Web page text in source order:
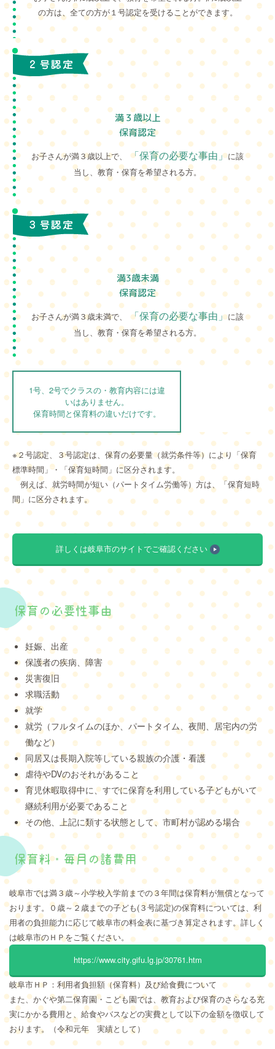
の方は、全ての方が１号認定を受けることができます。
満３歳以上
保育認定
お子さんが満３歳以上で、 「保育の必要な事由」に該
当し、教育・保育を希望される方。
満3歳未満
保育認定
お子さんが満３歳未満で、 「保育の必要な事由」に該
当し、教育・保育を希望される方。
1号、2号でクラスの・教育内容には違
いはありません。
保育時間と保育料の違いだけです。
※２号認定、３号認定は、保育の必要量（就労条件等）により「保育
標準時間」・「保育短時間」に区分されます。
例えば、就労時間が短い（パートタイム労働等）方は、「保育短時
間」に区分されます。
詳しくは岐阜市のサイトでご確認ください
保育の必要性事由
妊娠、出産
保護者の疾病、障害
災害復旧
求職活動
就学
就労（フルタイムのほか、パートタイム、夜間、居宅内の労
働など）
同居又は長期入院等している親族の介護・看護
虐待やDVのおそれがあること
育児休暇取得中に、すでに保育を利用している子どもがいて
継続利用が必要であること
その他、上記に類する状態として、市町村が認める場合
保育料・毎月の諸費用
岐阜市では満３歳～小学校入学前までの３年間は保育料が無償となって
おります。０歳～２歳までの子ども(３号認定)の保育料については、利
用者の負担能力に応じて岐阜市の料金表に基づき算定されます。詳しく
は岐阜市のＨＰをご覧ください。
https://www.city.gifu.lg.jp/30761.htm
岐阜市ＨＰ：利用者負担額（保育料）及び給食費について
また、かぐや第二保育園・こども園では、教育および保育のさらなる充
実にかかる費用と、給食やバスなどの実費として以下の金額を徴収して
おります。（令和元年 実績として）